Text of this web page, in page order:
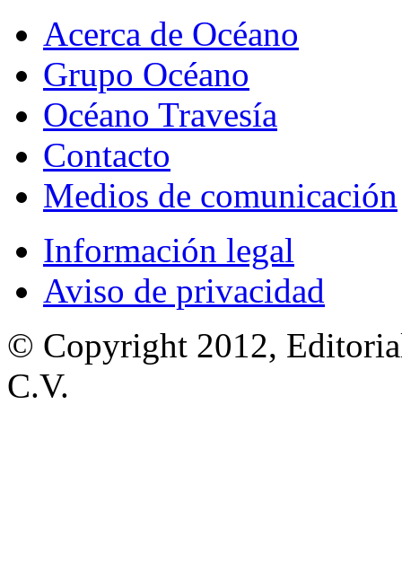
Acerca de Océano
Grupo Océano
Océano Travesía
Contacto
Medios de comunicación
Información legal
Aviso de privacidad
© Copyright 2012,
C.V.